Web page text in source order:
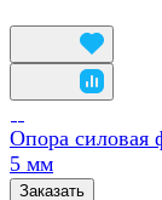
Опора силовая
5 мм
Заказать